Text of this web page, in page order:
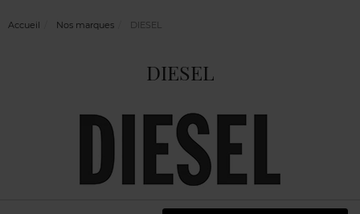
Accueil Nos marques DIESEL
DIESEL